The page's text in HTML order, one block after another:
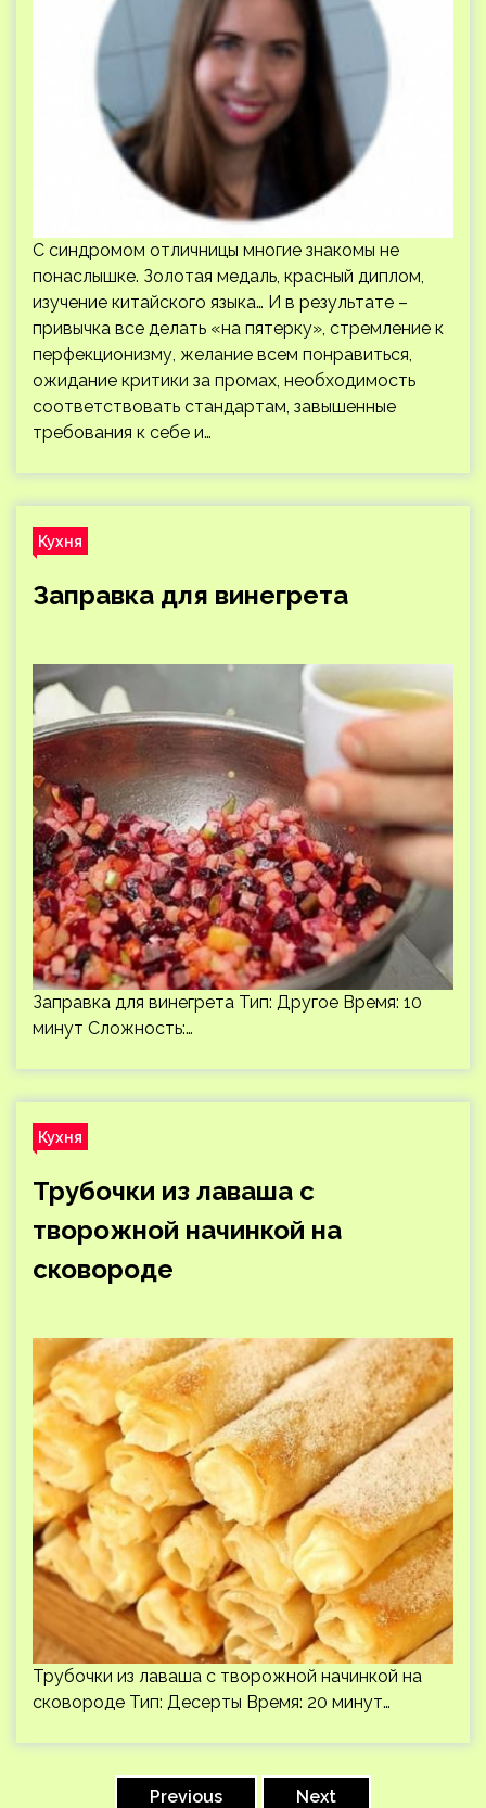
С синдромом отличницы многие знакомы не
понаслышке. Золотая медаль, красный диплом,
изучение китайского языка… И в результате –
привычка все делать «на пятерку», стремление к
перфекционизму, желание всем понравиться,
ожидание критики за промах, необходимость
соответствовать стандартам, завышенные
требования к себе и…
Кухня
Заправка для винегрета
Заправка для винегрета Тип: Другое Время: 10
минут Сложность:…
Кухня
Трубочки из лаваша с
творожной начинкой на
сковороде
Трубочки из лаваша с творожной начинкой на
сковороде Тип: Десерты Время: 20 минут…
Previous Next